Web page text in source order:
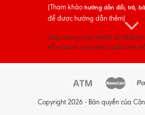
(Tham khảo hướng dẫn đổi, trả,
để được hướng dẫn thêm)
Giấy chứng nhận ĐKKD số
KẾ HOẠCH của UBND QUẬN HÀ
Copyright 2026 - Bản quyền của